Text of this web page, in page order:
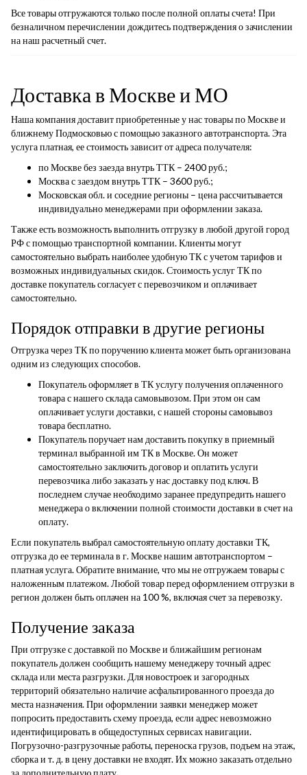
Все товары отгружаются только после полной оплаты счета! При
безналичном перечислении дождитесь подтверждения о зачислении
на наш расчетный счет.
Доставка в Москве и МО
Наша компания доставит приобретенные у нас товары по Москве и
ближнему Подмосковью с помощью заказного автотранспорта. Эта
услуга платная, ее стоимость зависит от адреса получателя:
по Москве без заезда внутрь ТТК – 2400 руб.;
Москва с заездом внутрь ТТК – 3600 руб.;
Московская обл. и соседние регионы – цена рассчитывается
индивидуально менеджерами при оформлении заказа.
Также есть возможность выполнить отгрузку в любой другой город
РФ с помощью транспортной компании. Клиенты могут
самостоятельно выбрать наиболее удобную ТК с учетом тарифов и
возможных индивидуальных скидок. Стоимость услуг ТК по
доставке покупатель согласует с перевозчиком и оплачивает
самостоятельно.
Порядок отправки в другие регионы
Отгрузка через ТК по поручению клиента может быть организована
одним из следующих способов.
Покупатель оформляет в ТК услугу получения оплаченного
товара с нашего склада самовывозом. При этом он сам
оплачивает услуги доставки, с нашей стороны самовывоз
товара бесплатно.
Покупатель поручает нам доставить покупку в приемный
терминал выбранной им ТК в Москве. Он может
самостоятельно заключить договор и оплатить услуги
перевозчика либо заказать у нас доставку под ключ. В
последнем случае необходимо заранее предупредить нашего
менеджера о включении полной стоимости доставки в счет на
оплату.
Если покупатель выбрал самостоятельную оплату доставки ТК,
отгрузка до ее терминала в г. Москве нашим автотранспортом –
платная услуга. Обратите внимание, что мы не отгружаем товары с
наложенным платежом. Любой товар перед оформлением отгрузки в
регион должен быть оплачен на 100 %, включая счет за перевозку.
Получение заказа
При отгрузке с доставкой по Москве и ближайшим регионам
покупатель должен сообщить нашему менеджеру точный адрес
склада или места разгрузки. Для новостроек и загородных
территорий обязательно наличие асфальтированного проезда до
места назначения. При оформлении заявки менеджер может
попросить предоставить схему проезда, если адрес невозможно
идентифицировать в общедоступных сервисах навигации.
Погрузочно-разгрузочные работы, переноска грузов, подъем на этаж,
сборка и т. д. в цену доставки не входят. Их можно заказать отдельно
за дополнительную плату.